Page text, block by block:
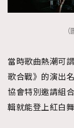
當時歌曲熱潮可
歌合戰》的演出
協會特別邀請組
輯就能登上紅白